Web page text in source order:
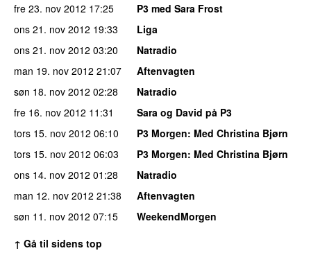
fre 23. nov 2012 17:25
P3 med Sara Frost
ons 21. nov 2012 19:33
Liga
ons 21. nov 2012 03:20
Natradio
man 19. nov 2012 21:07
Aftenvagten
søn 18. nov 2012 02:28
Natradio
fre 16. nov 2012 11:31
Sara og David på P3
tors 15. nov 2012 06:10 P3 Morgen: Med Christina Bjørn
tors 15. nov 2012 06:03 P3 Morgen: Med Christina Bjørn
ons 14. nov 2012 01:28
Natradio
man 12. nov 2012 21:38
Aftenvagten
søn 11. nov 2012 07:15
WeekendMorgen
↑ Gå til sidens top